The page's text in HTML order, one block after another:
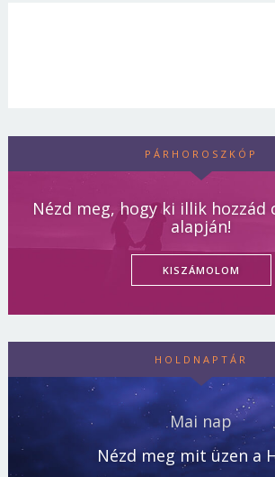
PÁRHOROSZKÓP
Nézd meg, hogy ki illik hozzád
alapján!
KISZÁMOLOM
HOLDNAPTÁR
Mai nap
Nézd meg mit üzen a